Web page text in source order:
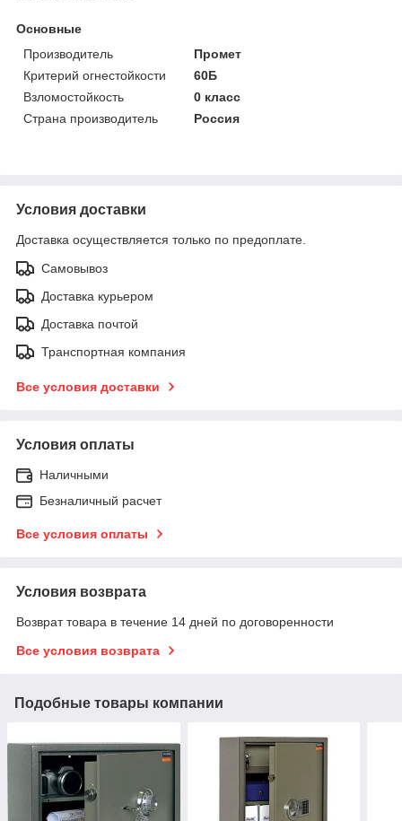
Основные
Производитель
Промет
Критерий огнестойкости
60Б
Взломостойкость
0 класс
Страна производитель
Россия
Условия доставки
Доставка осуществляется только по предоплате.
Самовывоз
Доставка курьером
Доставка почтой
Транспортная компания
Все условия доставки
Условия оплаты
Наличными
Безналичный расчет
Все условия оплаты
Условия возврата
Возврат товара в течение 14 дней по договоренности
Все условия возврата
Подобные товары компании